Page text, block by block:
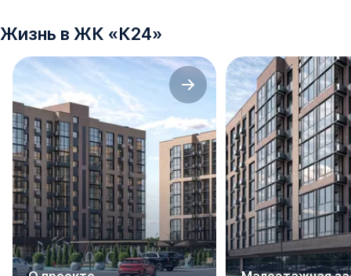
Жизнь в ЖК «К24»